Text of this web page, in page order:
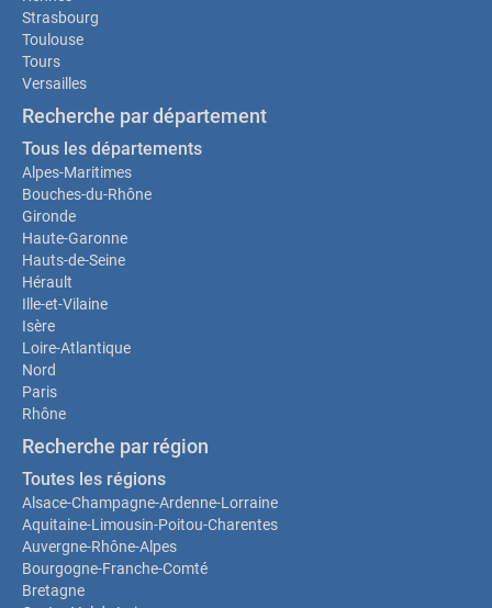
Strasbourg
Toulouse
Tours
Versailles
Recherche par département
Tous les départements
Alpes-Maritimes
Bouches-du-Rhône
Gironde
Haute-Garonne
Hauts-de-Seine
Hérault
Ille-et-Vilaine
Isère
Loire-Atlantique
Nord
Paris
Rhône
Recherche par région
Toutes les régions
Alsace-Champagne-Ardenne-Lorraine
Aquitaine-Limousin-Poitou-Charentes
Auvergne-Rhône-Alpes
Bourgogne-Franche-Comté
Bretagne